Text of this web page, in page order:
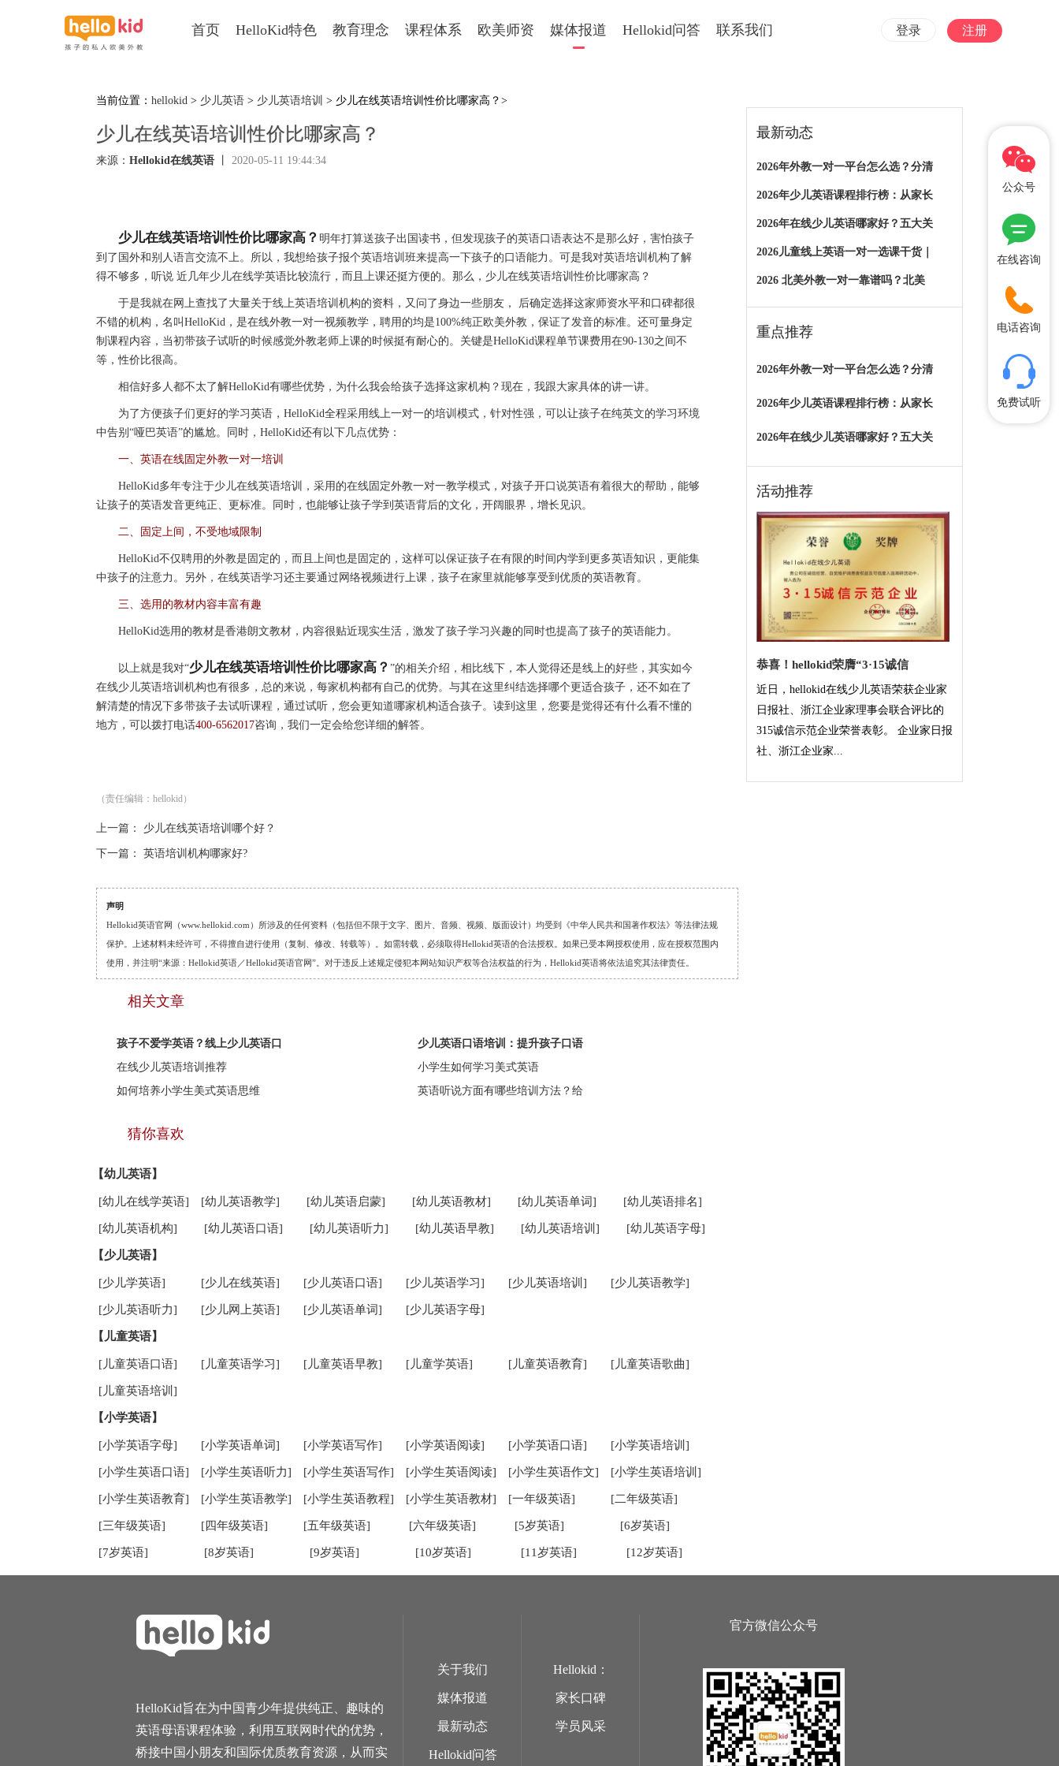
首页 HelloKid特色 教育理念 课程体系 欧美师资 媒体报道 Hellokid问答 联系我们 登录 注册
当前位置： hellokid > 少儿英语 > 少儿英语培训 > 少儿在线英语培训性价比哪家高？>
少儿在线英语培训性价比哪家高？
来源： Hellokid在线英语 2020-05-11 19:44:34
少儿在线英语培训性价比哪家高？ 明年打算送孩子出国读书，但发现孩子的英语口语表达不是那么好，害怕孩子
到了国外和别人语言交流不上。所以，我想给孩子报个英语培训班来提高一下孩子的口语能力。可是我对英语培训机构了解
得不够多，听说 近几年少儿在线学英语比较流行，而且上课还挺方便的。那么，少儿在线英语培训性价比哪家高？
于是我就在网上查找了大量关于线上英语培训机构的资料，又问了身边一些朋友， 后确定选择这家师资水平和口碑都很
不错的机构，名叫HelloKid，是在线外教一对一视频教学，聘用的均是100%纯正欧美外教，保证了发音的标准。还可量身定
制课程内容，当初带孩子试听的时候感觉外教老师上课的时候挺有耐心的。关键是HelloKid课程单节课费用在90-130之间不
等，性价比很高。
相信好多人都不太了解HelloKid有哪些优势，为什么我会给孩子选择这家机构？现在，我跟大家具体的讲一讲。
为了方便孩子们更好的学习英语，HelloKid全程采用线上一对一的培训模式，针对性强，可以让孩子在纯英文的学习环境
中告别“哑巴英语”的尴尬。同时，HelloKid还有以下几点优势：
一、英语在线固定外教一对一培训
HelloKid多年专注于少儿在线英语培训，采用的在线固定外教一对一教学模式，对孩子开口说英语有着很大的帮助，能够
让孩子的英语发音更纯正、更标准。同时，也能够让孩子学到英语背后的文化，开阔眼界，增长见识。
二、固定上间，不受地域限制
HelloKid不仅聘用的外教是固定的，而且上间也是固定的，这样可以保证孩子在有限的时间内学到更多英语知识，更能集
中孩子的注意力。另外，在线英语学习还主要通过网络视频进行上课，孩子在家里就能够享受到优质的英语教育。
三、选用的教材内容丰富有趣
HelloKid选用的教材是香港朗文教材，内容很贴近现实生活，激发了孩子学习兴趣的同时也提高了孩子的英语能力。
以上就是我对“少儿在线英语培训性价比哪家高？ ”的相关介绍，相比线下，本人觉得还是线上的好些，其实如今
在线少儿英语培训机构也有很多，总的来说，每家机构都有自己的优势。与其在这里纠结选择哪个更适合孩子，还不如在了
解清楚的情况下多带孩子去试听课程，通过试听，您会更知道哪家机构适合孩子。读到这里，您要是觉得还有什么看不懂的
地方，可以拨打电话400-6562017咨询，我们一定会给您详细的解答。
（责任编辑：hellokid）
上一篇： 少儿在线英语培训哪个好？
下一篇： 英语培训机构哪家好?
声明
Hellokid英语官网（www.hellokid.com）所涉及的任何资料（包括但不限于文字、图片、音频、视频、版面设计）均受到《中华人民共和国著作权法》等法律法规
保护。上述材料未经许可，不得擅自进行使用（复制、修改、转载等）。如需转载，必须取得Hellokid英语的合法授权。如果已受本网授权使用，应在授权范围内
使用，并注明“来源：Hellokid英语／Hellokid英语官网”。对于违反上述规定侵犯本网站知识产权等合法权益的行为，Hellokid英语将依法追究其法律责任。
相关文章
孩子不爱学英语？线上少儿英语口
少儿英语口语培训：提升孩子口语
在线少儿英语培训推荐
小学生如何学习美式英语
如何培养小学生美式英语思维
英语听说方面有哪些培训方法？给
猜你喜欢
【幼儿英语】
[幼儿在线学英语] [幼儿英语教学] [幼儿英语启蒙] [幼儿英语教材] [幼儿英语单词] [幼儿英语排名]
[幼儿英语机构] [幼儿英语口语] [幼儿英语听力] [幼儿英语早教] [幼儿英语培训] [幼儿英语字母]
【少儿英语】
[少儿学英语] [少儿在线英语] [少儿英语口语] [少儿英语学习] [少儿英语培训] [少儿英语教学]
[少儿英语听力] [少儿网上英语] [少儿英语单词] [少儿英语字母]
【儿童英语】
[儿童英语口语] [儿童英语学习] [儿童英语早教] [儿童学英语] [儿童英语教育] [儿童英语歌曲]
[儿童英语培训]
【小学英语】
[小学英语字母] [小学英语单词] [小学英语写作] [小学英语阅读] [小学英语口语] [小学英语培训]
[小学生英语口语] [小学生英语听力] [小学生英语写作] [小学生英语阅读] [小学生英语作文] [小学生英语培训]
[小学生英语教育] [小学生英语教学] [小学生英语教程] [小学生英语教材] [一年级英语] [二年级英语]
[三年级英语] [四年级英语] [五年级英语] [六年级英语] [5岁英语] [6岁英语]
[7岁英语] [8岁英语] [9岁英语] [10岁英语] [11岁英语] [12岁英语]
最新动态
2026年外教一对一平台怎么选？分清
2026年少儿英语课程排行榜：从家长
2026年在线少儿英语哪家好？五大关
2026儿童线上英语一对一选课干货｜
2026 北美外教一对一靠谱吗？北美
重点推荐
2026年外教一对一平台怎么选？分清
2026年少儿英语课程排行榜：从家长
2026年在线少儿英语哪家好？五大关
活动推荐
恭喜！hellokid荣膺“3·15诚信
近日，hellokid在线少儿英语荣获企业家
日报社、浙江企业家理事会联合评比的
315诚信示范企业荣誉表彰。 企业家日报
社、浙江企业家...
公众号
在线咨询
电话咨询
免费试听
HelloKid旨在为中国青少年提供纯正、趣味的
英语母语课程体验，利用互联网时代的优势，
桥接中国小朋友和国际优质教育资源，从而实
关于我们
媒体报道
最新动态
Hellokid问答
Hellokid：
家长口碑
学员风采
官方微信公众号